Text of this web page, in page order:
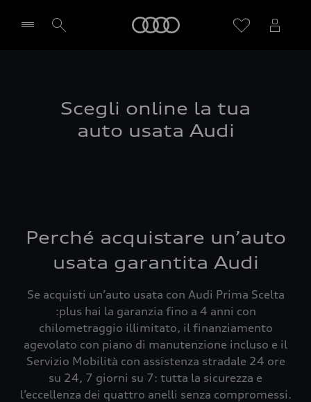
Scegli online la tua
auto usata Audi
Perché acquistare un’auto
usata garantita Audi
Se acquisti un’auto usata con Audi Prima Scelta
:plus hai la garanzia fino a 4 anni con
chilometraggio illimitato, il finanziamento
agevolato con piano di manutenzione incluso e il
Servizio Mobilità con assistenza stradale 24 ore
su 24, 7 giorni su 7: tutta la sicurezza e
l’eccellenza dei quattro anelli senza compromessi.